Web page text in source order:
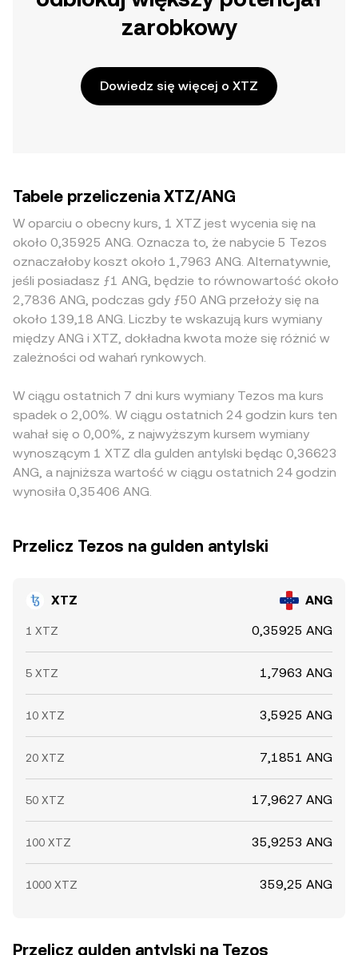
zarobkowy
Dowiedz się więcej o XTZ
Tabele przeliczenia XTZ/ANG
W oparciu o obecny kurs, 1 XTZ jest wycenia się na
około 0,35925 ANG. Oznacza to, że nabycie 5 Tezos
oznaczałoby koszt około 1,7963 ANG. Alternatywnie,
jeśli posiadasz ƒ1 ANG, będzie to równowartość około
2,7836 ANG, podczas gdy ƒ50 ANG przełoży się na
około 139,18 ANG. Liczby te wskazują kurs wymiany
między ANG i XTZ, dokładna kwota może się różnić w
zależności od wahań rynkowych.
W ciągu ostatnich 7 dni kurs wymiany Tezos ma kurs
spadek o 2,00%. W ciągu ostatnich 24 godzin kurs ten
wahał się o 0,00%, z najwyższym kursem wymiany
wynoszącym 1 XTZ dla gulden antylski będąc 0,36623
ANG, a najniższa wartość w ciągu ostatnich 24 godzin
wynosiła 0,35406 ANG.
Przelicz Tezos na gulden antylski
XTZ ANG
1 XTZ 0,35925 ANG
5 XTZ 1,7963 ANG
10 XTZ 3,5925 ANG
20 XTZ 7,1851 ANG
50 XTZ 17,9627 ANG
100 XTZ 35,9253 ANG
1000 XTZ 359,25 ANG
Przelicz gulden antylski na Tezos